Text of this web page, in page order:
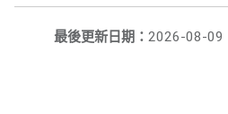
最後更新日期： 2026-08-09